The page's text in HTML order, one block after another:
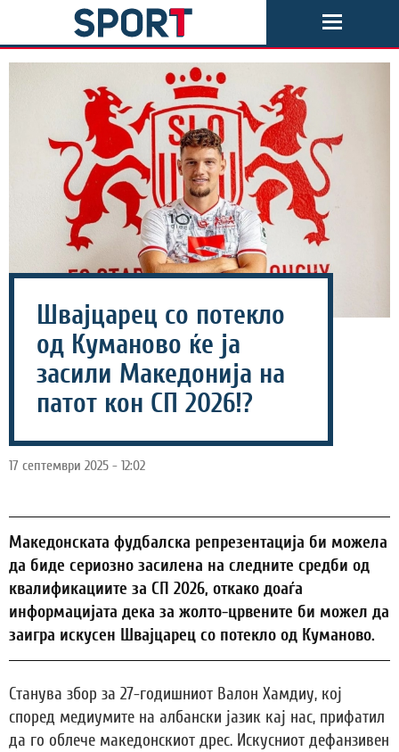
Швајцарец со потекло
од Куманово ќе ја
засили Македонија на
патот кон СП 2026!?
17 септември 2025 - 12:02
Македонската фудбалска репрезентација би можела
да биде сериозно засилена на следните средби од
квалификациите за СП 2026, откако доаѓа
информацијата дека за жолто-црвените би можел да
заигра искусен Швајцарец со потекло од Куманово.
Станува збор за 27-годишниот Валон Хамдиу, кој
според медиумите на албански јазик кај нас, прифатил
да го облече македонскиот дрес. Искусниот дефанзивен